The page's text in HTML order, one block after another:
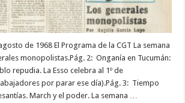
de 1968 El Programa de la CGT La semana
monopolistas.Pág. 2: Onganía en Tucumán:
repudia. La Esso celebra al 1º de
por parar ese día).Pág. 3: Tiempo
March y el poder. La semana …